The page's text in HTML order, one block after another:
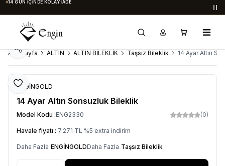
14 GÜN İÇINDE KOLAY İADE
Ana Sayfa ALTIN ALTIN BİLEKLİK Taşsız Bileklik 14 Ayar Altın
Favoriye Ekle
Paylaş
ENGİNGOLD
14 Ayar Altın Sonsuzluk Bileklik
Model Kodu :ENG2330 (0)
Havale fiyatı : 7.271 TL %5 extra indirim
Daha Fazla ENGİNGOLDDaha Fazla Taşsız Bileklik